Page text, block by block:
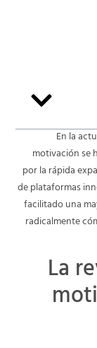
En la
motivación se
por la rápida
de plataformas
facilitado una
radicalmente
La